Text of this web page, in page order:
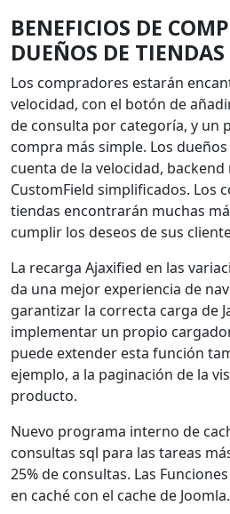
BENEFICIOS DE
DUEÑOS DE TIENDAS
Los compradores estarán
velocidad, con el botón de
de consulta por categoría, y un
compra más simple. Los
cuenta de la velocidad,
CustomField simplificados. Los
tiendas encontrarán muchas
cumplir los deseos de sus
La recarga Ajaxified en las
da una mejor experiencia de
garantizar la correcta carga de
implementar un propio
puede extender esta función
ejemplo, a la paginación de la
producto.
Nuevo programa interno de
consultas sql para las tareas
25% de consultas. Las
en caché con el cache de Joomla.